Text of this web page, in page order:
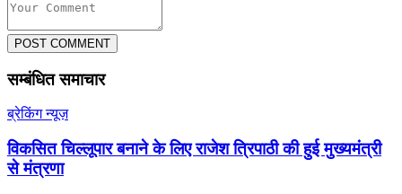
POST COMMENT
सम्बंधित समाचार
ब्रेकिंग न्यूज़
विकसित चिल्लूपार बनाने के लिए राजेश त्रिपाठी की हुई मुख्यमंत्री
से मंत्रणा